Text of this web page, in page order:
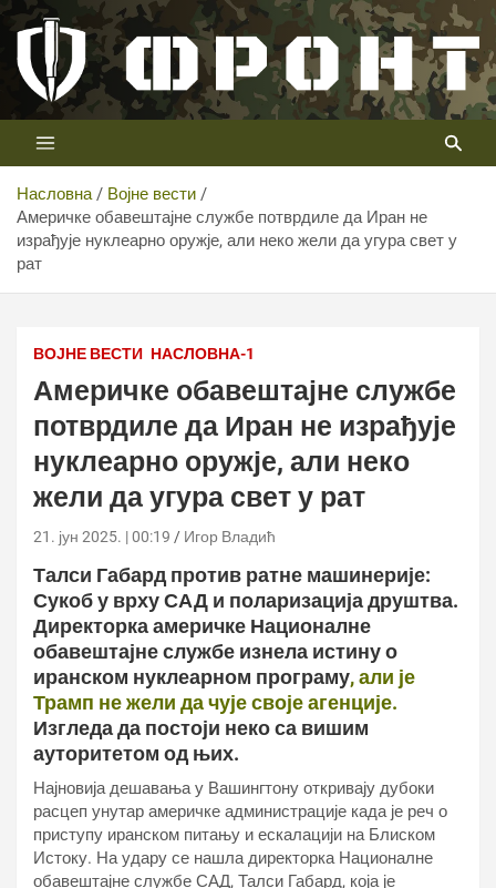
Скип
цонтент
Телевизија ФРОНТ
Први војни канал у Србији
Насловна
Војне вести
Америчке обавештајне службе потврдиле да Иран не
израђује нуклеарно оружје, али неко жели да угура свет у
рат
ВОЈНЕ ВЕСТИ НАСЛОВНА-1
Америчке обавештајне службе
потврдиле да Иран не израђује
нуклеарно оружје, али неко
жели да угура свет у рат
21. јун 2025. | 00:19 Игор Владић
Талси Габард против ратне машинерије:
Сукоб у врху САД и поларизација друштва.
Директорка америчке Националне
обавештајне службе изнела истину о
иранском нуклеарном програму, али је
Трамп не жели да чује своје агенције.
Изгледа да постоји неко са вишим
ауторитетом од њих.
Најновија дешавања у Вашингтону откривају дубоки
расцеп унутар америчке администрације када је реч о
приступу иранском питању и ескалацији на Блиском
Истоку. На удару се нашла директорка Националне
обавештајне службе САД, Талси Габард, која је